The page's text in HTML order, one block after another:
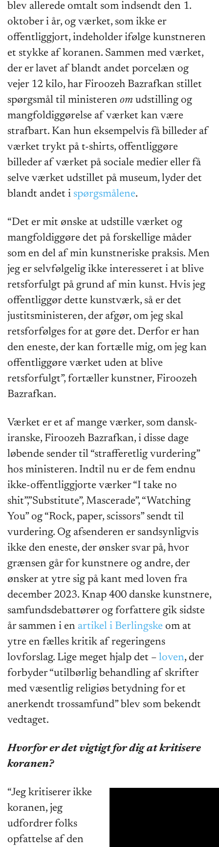
blev allerede omtalt som indsendt den 1.
oktober i år, og værket, som ikke er
offentliggjort, indeholder ifølge kunstneren
et stykke af koranen. Sammen med værket,
der er lavet af blandt andet porcelæn og
vejer 12 kilo, har Firoozeh Bazrafkan stillet
spørgsmål til ministeren om udstilling og
mangfoldiggørelse af værket kan være
strafbart. Kan hun eksempelvis få billeder af
værket trykt på t-shirts, offentliggøre
billeder af værket på sociale medier eller få
selve værket udstillet på museum, lyder det
blandt andet i spørgsmålene.
“Det er mit ønske at udstille værket og
mangfoldiggøre det på forskellige måder
som en del af min kunstneriske praksis. Men
jeg er selvfølgelig ikke interesseret i at blive
retsforfulgt på grund af min kunst. Hvis jeg
offentliggør dette kunstværk, så er det
justitsministeren, der afgør, om jeg skal
retsforfølges for at gøre det. Derfor er han
den eneste, der kan fortælle mig, om jeg kan
offentliggøre værket uden at blive
retsforfulgt”, fortæller kunstner, Firoozeh
Bazrafkan.
Værket er et af mange værker, som dansk-
iranske, Firoozeh Bazrafkan, i disse dage
løbende sender til “strafferetlig vurdering”
hos ministeren. Indtil nu er de fem endnu
ikke-offentliggjorte værker “I take no
shit”,”Substitute”, Mascerade”, “Watching
You” og “Rock, paper, scissors” sendt til
vurdering. Og afsenderen er sandsynligvis
ikke den eneste, der ønsker svar på, hvor
grænsen går for kunstnere og andre, der
ønsker at ytre sig på kant med loven fra
december 2023. Knap 400 danske kunstnere,
samfundsdebattører og forfattere gik sidste
år sammen i en artikel i Berlingske om at
ytre en fælles kritik af regeringens
lovforslag. Lige meget hjalp det – loven, der
forbyder “utilbørlig behandling af skrifter
med væsentlig religiøs betydning for et
anerkendt trossamfund” blev som bekendt
vedtaget.
Hvorfor er det vigtigt for dig at kritisere
koranen?
“Jeg kritiserer ikke
koranen, jeg
udfordrer folks
opfattelse af den